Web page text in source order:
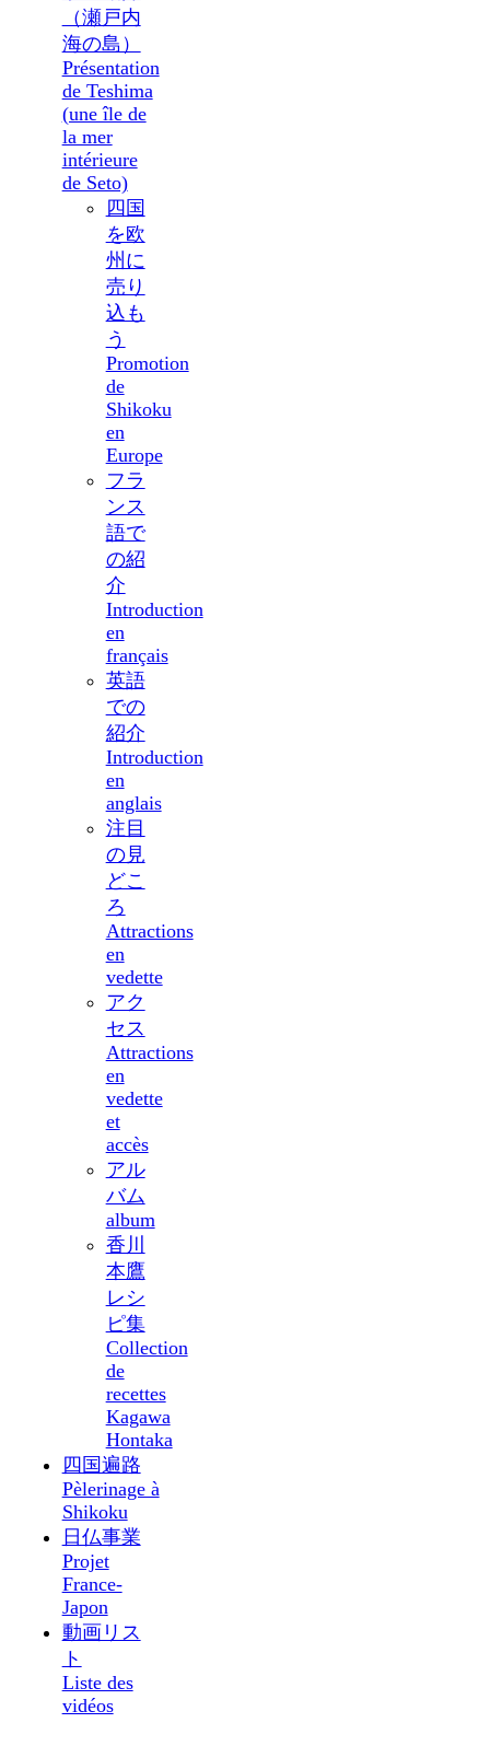
（瀬戸内
海の島）
Présentation
de Teshima
(une île de
la mer
intérieure
de Seto)
四国
を欧
州に
売り
込も
う
Promotion
de
Shikoku
en
Europe
フラ
ンス
語で
の紹
介
Introduction
en
français
英語
での
紹介
Introduction
en
anglais
注目
の見
どこ
ろ
Attractions
en
vedette
アク
セス
Attractions
en
vedette
et
accès
アル
バム
album
香川
本鷹
レシ
ピ集
Collection
de
recettes
Kagawa
Hontaka
四国遍路
Pèlerinage à
Shikoku
日仏事業
Projet
France-
Japon
動画リス
ト
Liste des
vidéos